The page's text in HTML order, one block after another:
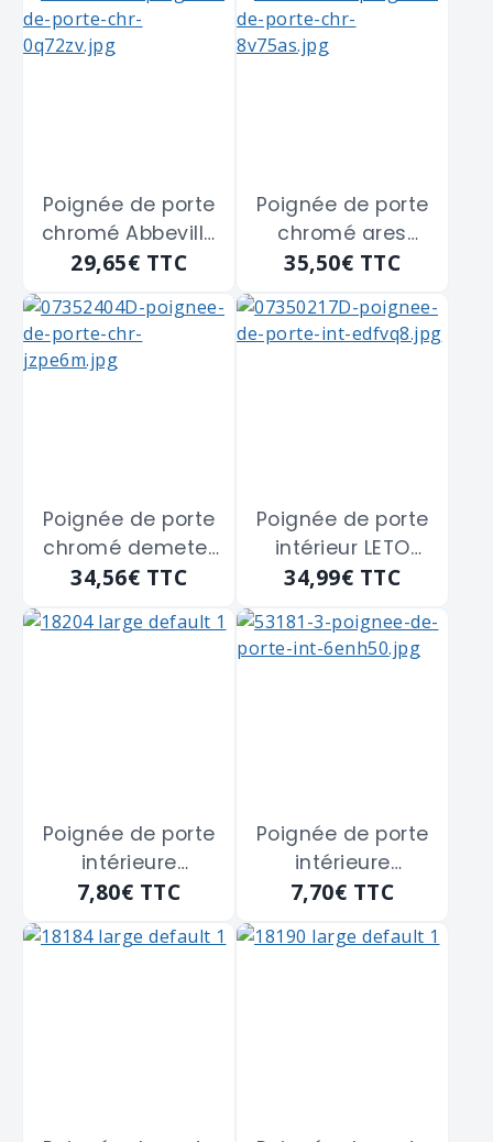
fixation 195 m/m
entraxe fixation
195 m/m
Poignée de porte
chromé Abbeville
THIRARD "907153"
entraxe fixation
165 m/m
29,65€ TTC
Poignée de porte
chromé ares
THIRARD "943303"
entraxe fixation
165 m/m
35,50€ TTC
Poignée de porte
chromé demeter
THIRARD "943313"
entraxe fixation
34,56€ TTC
Poignée de porte
intérieur LETO
THIRARD "5901936"
entraxe fixation
165 m/m
34,99€ TTC
Poignée de porte
intérieure
aluminium argent
"3230354" à
7,80€ TTC
Poignée de porte
intérieure
aluminium
Diego HOPPE
7,70€ TTC